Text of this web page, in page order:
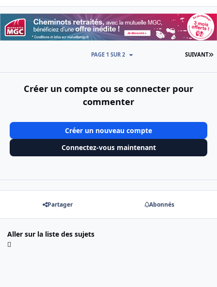
SUIVANT
PAGE 1 SUR 2
Créer un compte ou se connecter pour
commenter
Créer un nouveau compte
Connectez-vous maintenant
Partager Abonnés
Aller sur la liste des sujets